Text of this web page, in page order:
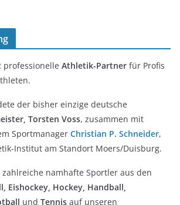
professionelle Athletik-Partner für Profis
der bisher einzige deutsche
Torsten Voss, zusammen mit
Sportmanager Christian P. Schneider,
Institut am Standort Moers/Duisburg.
namhafte Sportler aus den
Eishockey, Hockey, Handball,
und Tennis auf unseren